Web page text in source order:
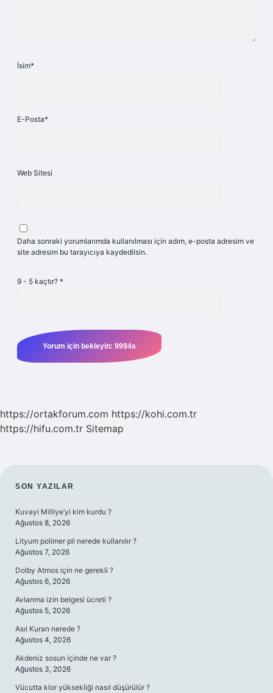
İsim*
E-Posta*
Web Sitesi
Daha sonraki yorumlarımda kullanılması için adım, e-posta adresim ve
site adresim bu tarayıcıya kaydedilsin.
9 - 5 kaçtır? *
https://ortakforum.com https://kohi.com.tr
https://hifu.com.tr Sitemap
SIDEBAR
SON YAZILAR
Kuvayi Milliye’yi kim kurdu ?
Ağustos 8, 2026
Lityum polimer pil nerede kullanılır ?
Ağustos 7, 2026
Dolby Atmos için ne gerekli ?
Ağustos 6, 2026
Avlanma izin belgesi ücreti ?
Ağustos 5, 2026
Asıl Kuran nerede ?
Ağustos 4, 2026
Akdeniz sosun içinde ne var ?
Ağustos 3, 2026
Vücutta klor yüksekliği nasıl düşürülür ?